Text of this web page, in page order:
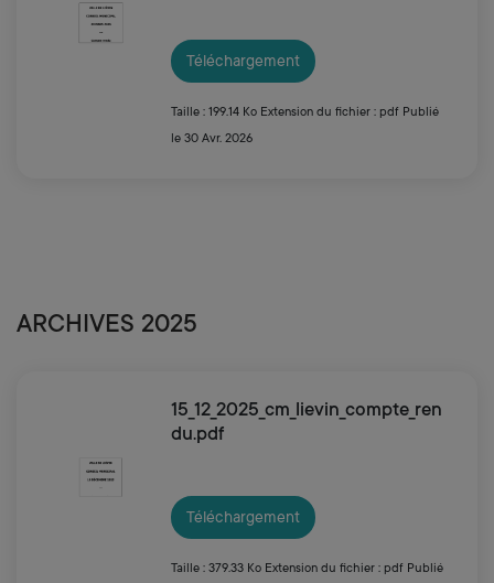
Téléchargement
Taille : 199.14 Ko Extension du fichier : pdf Publié
le 30 Avr. 2026
ARCHIVES 2025
15_12_2025_cm_lievin_compte_ren
du.pdf
Téléchargement
Taille : 379.33 Ko Extension du fichier : pdf Publié